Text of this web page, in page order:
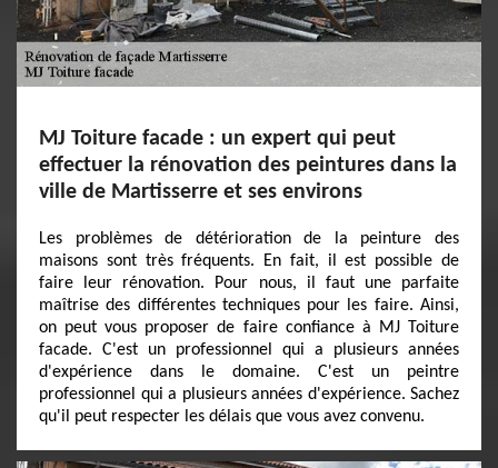
MJ Toiture facade : un expert qui peut
effectuer la rénovation des peintures dans la
ville de Martisserre et ses environs
Les problèmes de détérioration de la peinture des
maisons sont très fréquents. En fait, il est possible de
faire leur rénovation. Pour nous, il faut une parfaite
maîtrise des différentes techniques pour les faire. Ainsi,
on peut vous proposer de faire confiance à MJ Toiture
facade. C'est un professionnel qui a plusieurs années
d'expérience dans le domaine. C'est un peintre
professionnel qui a plusieurs années d'expérience. Sachez
qu'il peut respecter les délais que vous avez convenu.